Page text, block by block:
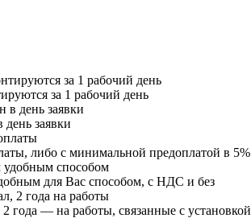
за 1 рабочий день
заявки
либо с минимальной предоплатой в 5%
для Вас способом, с НДС и без
2 года — на работы, связанные с установкой